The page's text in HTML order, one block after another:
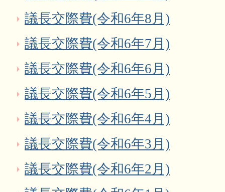
議長交際費(令和6年8月)
議長交際費(令和6年7月)
議長交際費(令和6年6月)
議長交際費(令和6年5月)
議長交際費(令和6年4月)
議長交際費(令和6年3月)
議長交際費(令和6年2月)